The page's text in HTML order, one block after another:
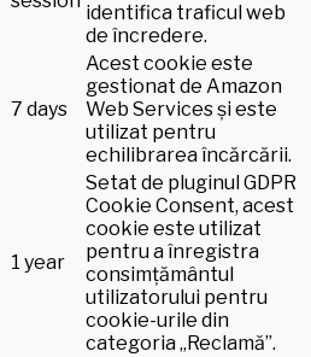
identifica traficul web
de încredere.
7 days
Acest cookie este
gestionat de Amazon
Web Services și este
utilizat pentru
echilibrarea încărcării.
1 year
Setat de pluginul GDPR
Cookie Consent, acest
cookie este utilizat
pentru a înregistra
consimțământul
utilizatorului pentru
cookie-urile din
categoria „Reclamă”.